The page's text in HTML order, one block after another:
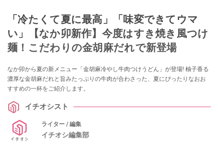
「冷たくて夏に最高」「味変できてウマ
い」【なか卯新作】今度はすき焼き風つけ
麺！こだわりの金胡麻だれで新登場
なか卯から夏の新メニュー「金胡麻冷やし牛肉つけうどん」が登場! 柚子香る
濃厚な金胡麻だれと旨みたっぷりの牛肉が合わさった、夏にぴったりなおお
すすめの一杯をご紹介します。
イチオシスト
ライター / 編集
イチオシ編集部